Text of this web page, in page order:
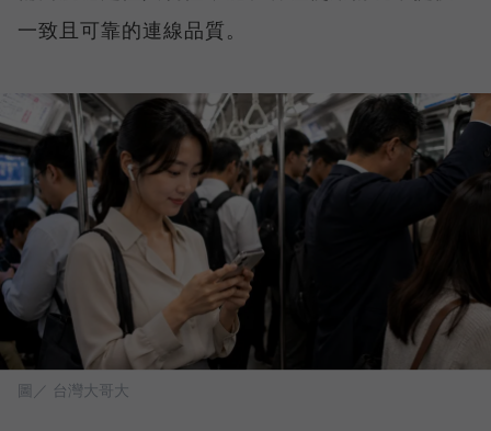
一致且可靠的連線品質。
圖／ 台灣大哥大